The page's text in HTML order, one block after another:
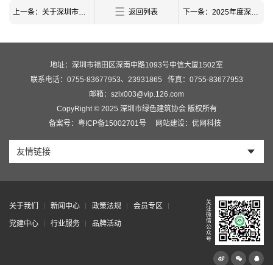
上一条：关于深圳市绿色建筑协会第五届理事会、监事会候选单位名单的公示 返回列表 下一条：2025年度深圳市绿色建筑与建筑材料专业高级职称评审委员会公示名单
地址：深圳市福田区深南中路1093号中信大厦1502室
联系电话：0755-83677953、23931865
传真：0755-83677953
邮箱：szlx003@vip.126.com
CopyRight © 2025 深圳市绿色建筑协会 版权所有
备案号：粤ICP备15002701号
网站建设：优网科技
友情链接
关于我们 新闻中心 政策法规 会员专区
党建中心 行业服务 品牌活动
关
注
微
信
公
众
号